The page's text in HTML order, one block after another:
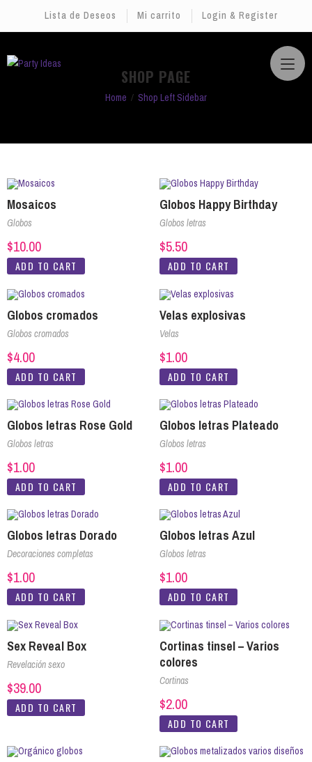
Lista de Deseos Mi carrito Login & Register
SHOP PAGE
Home Shop Left Sidebar
Mosaicos
Globos
$10.00
ADD TO CART
Globos Happy Birthday
Globos letras
$5.50
ADD TO CART
Globos cromados
Globos cromados
$4.00
ADD TO CART
Velas explosivas
Velas
$1.00
ADD TO CART
Globos letras Rose Gold
Globos letras
$1.00
ADD TO CART
Globos letras Plateado
Globos letras
$1.00
ADD TO CART
Globos letras Dorado
Decoraciones completas
$1.00
ADD TO CART
Globos letras Azul
Globos letras
$1.00
ADD TO CART
Sex Reveal Box
Revelación sexo
$39.00
ADD TO CART
Cortinas tinsel – Varios
colores
Cortinas
$2.00
ADD TO CART